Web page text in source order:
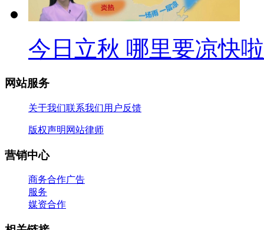
今日立秋 哪里要凉快
网站服务
关于我们联系我们用户反馈
版权声明 网站律师
营销中心
商务合作广告
服务
媒资合作